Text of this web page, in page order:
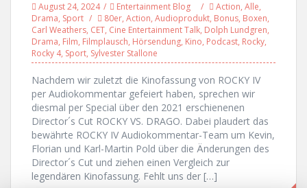
August 24, 2024 Entertainment Blog Action, Alle,
Drama, Sport 80er, Action, Audioprodukt, Bonus, Boxen,
Carl Weathers, CET, Cine Entertainment Talk, Dolph Lundgren,
Drama, Film, Filmplausch, Hörsendung, Kino, Podcast, Rocky,
Rocky 4, Sport, Sylvester Stallone
Nachdem wir zuletzt die Kinofassung von ROCKY IV
per Audiokommentar gefeiert haben, sprechen wir
diesmal per Special über den 2021 erschienenen
Director´s Cut ROCKY VS. DRAGO. Dabei plaudert das
bewährte ROCKY IV Audiokommentar-Team um Kevin,
Florian und Karl-Martin Pold über die Änderungen des
Director´s Cut und ziehen einen Vergleich zur
legendären Kinofassung. Fehlt uns der […]